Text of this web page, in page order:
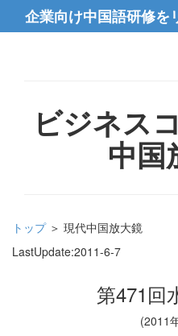
企業向け中国語研修を
ビジネス
中国
トップ＞ 現代中国放大鏡
LastUpdate:2011-6-7
第471回
(2011